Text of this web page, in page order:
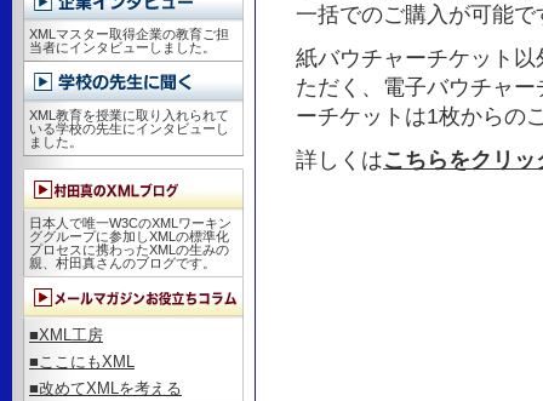
一括でのご購入が可能で
紙バウチャーチケット
ただく、電子バウチャ
ーチケットは1枚からの
詳しくはこちらをクリッ
XMLマスター取得企業の教育ご担
当者にインタビューしました。
XML教育を授業に取り入れられて
いる学校の先生にインタビューし
ました。
日本人で唯一W3CのXMLワーキン
ググループに参加しXMLの標準化
プロセスに携わったXMLの生みの
親、村田真さんのブログです。
■XML工房
■ここにもXML
■改めてXMLを考える